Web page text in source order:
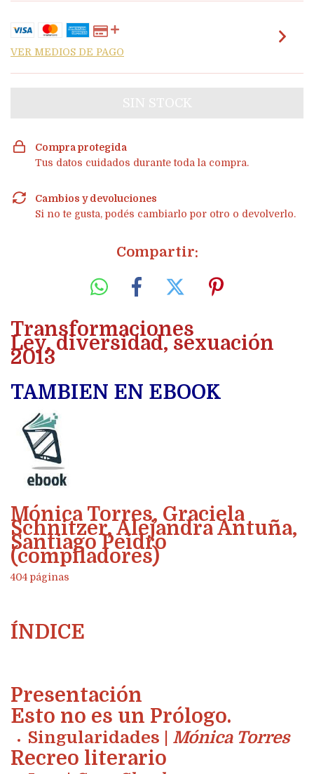
VER MEDIOS DE PAGO
Compra protegida
Tus datos cuidados durante toda la compra.
Cambios y devoluciones
Si no te gusta, podés cambiarlo por otro o devolverlo.
Compartir:
Transformaciones
Ley, diversidad, sexuación
2013
TAMBIEN EN EBOOK
Mónica Torres, Graciela
Schnitzer, Alejandra Antuña,
Santiago Peidro
(compiladores)
404 páginas
ÍNDICE
Presentación
Esto no es un Prólogo.
Singularidades | Mónica Torres
Recreo literario